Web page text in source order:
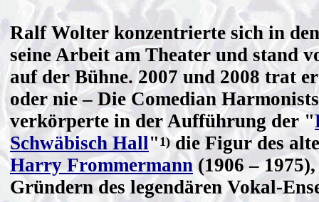
Ralf Wolter konzentrierte sich in
seine Arbeit am Theater und stand
auf der Bühne. 2007 und 2008 trat
oder nie – Die Comedian
verkörperte in der Aufführung der "
Schwäbisch Hall" 1)die Figur des
Harry Frommermann (1906 –
Gründern des legendären Vokal-